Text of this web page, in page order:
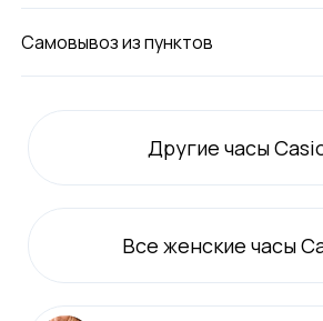
Самовывоз из пунктов
Другие часы
Все женские часы